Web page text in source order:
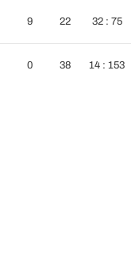
9 22 32 : 75
0 38 14 : 153